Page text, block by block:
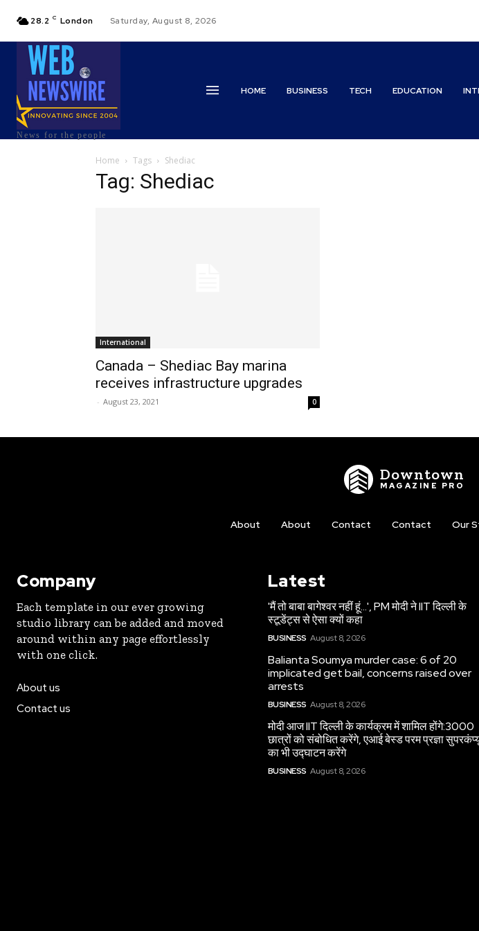
28.2 C London Saturday, August 8, 2026
News for the people
HOME BUSINESS TECH EDUCATION
Home Tags Shediac
Tag: Shediac
International
Canada – Shediac Bay marina
receives infrastructure upgrades
- August 23, 2021 0
Downtown
MAGAZINE PRO
About About Contact Contact Our
Company
Each template in our ever growing
studio library can be added and moved
around within any page effortlessly
with one click.
About us
Contact us
Latest
'मैं तो बाबा बागेश्वर नहीं हूं…', PM मोदी ने IIT दिल्ली के
स्टूडेंट्स से ऐसा क्यों कहा
BUSINESS August 8, 2026
Balianta Soumya murder case: 6 of 20
implicated get bail, concerns raised over
arrests
BUSINESS August 8, 2026
मोदी आज IIT दिल्ली के कार्यक्रम में शामिल होंगे:3000
छात्रों को संबोधित करेंगे, एआई बेस्ड परम प्रज्ञा
का भी उद्घाटन करेंगे
BUSINESS August 8, 2026